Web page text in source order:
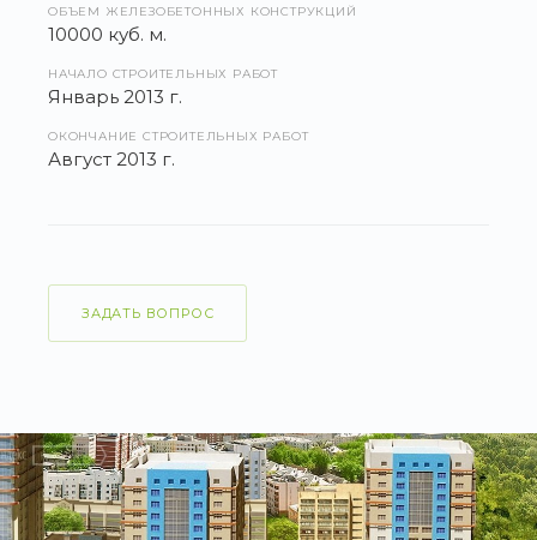
ОБЪЕМ ЖЕЛЕЗОБЕТОННЫХ КОНСТРУКЦИЙ
10000 куб. м.
НАЧАЛО СТРОИТЕЛЬНЫХ РАБОТ
Январь 2013 г.
ОКОНЧАНИЕ СТРОИТЕЛЬНЫХ РАБОТ
Август 2013 г.
ЗАДАТЬ ВОПРОС